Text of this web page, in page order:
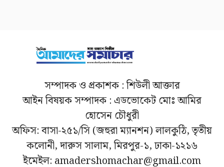
সম্পাদক ও প্রকাশক : শিউলী আক্তার
আইন বিষয়ক সম্পাদক : এডভোকেট মোঃ আমির
হোসেন চৌধুরী
অফিস: বাসা-২৫১/সি (জহুরা ম্যানশন) লালকুঠি, তৃতীয়
কলোনী, দারুস সালাম, মিরপুর-১, ঢাকা-১২১৬
ইমেইল: amadershomachar@gmail.com